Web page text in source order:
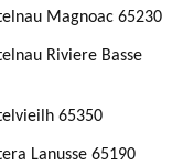
Magnoac 65230
Riviere Basse
65350
Lanusse 65190